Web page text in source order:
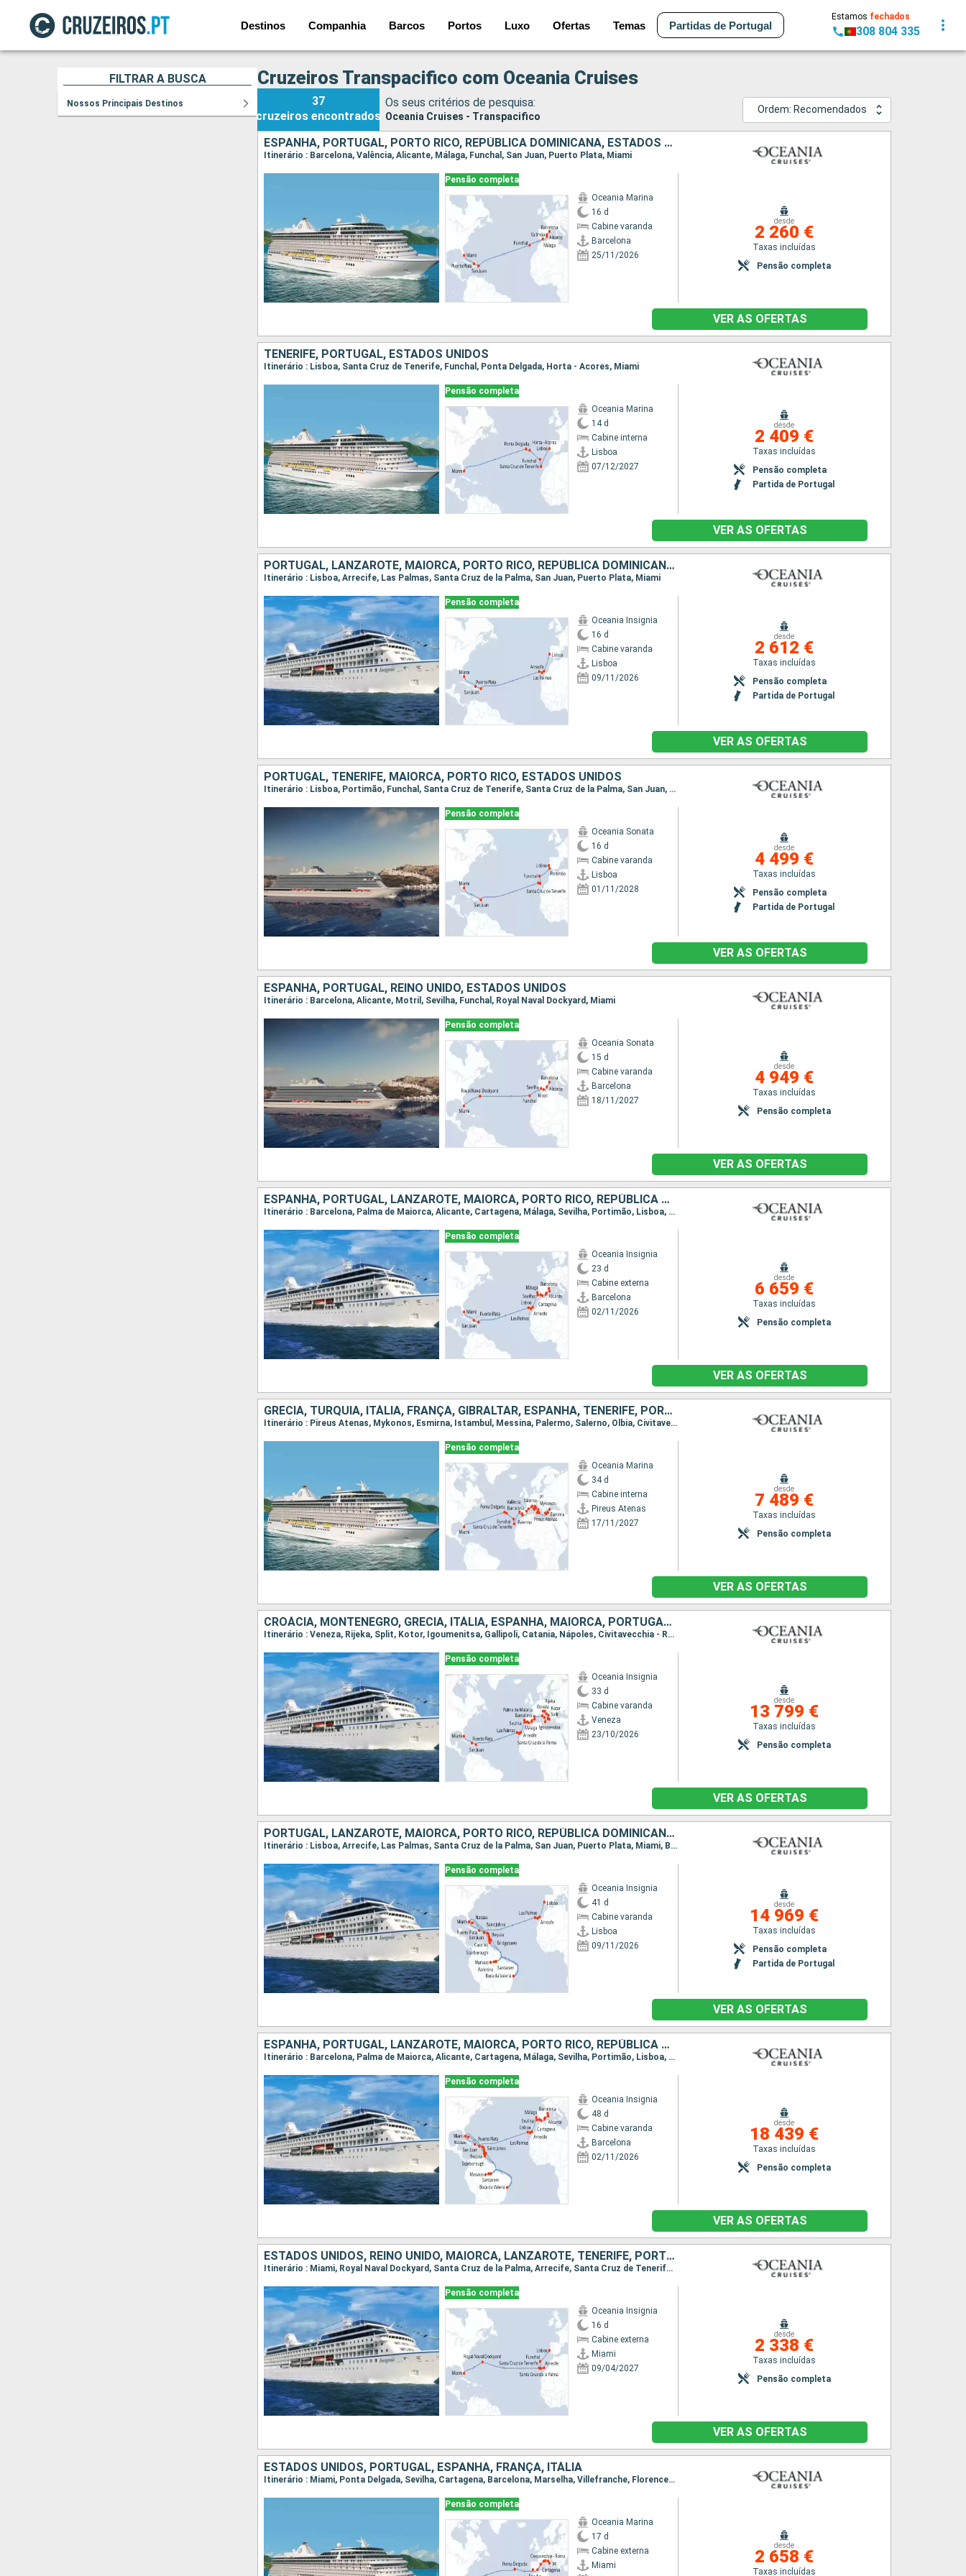
Destinos Companhia Barcos Portos Luxo Ofertas Temas Partidas de Portugal
Estamos fechados
308 804 335
FILTRAR A BUSCA
Nossos Principais Destinos
Cruzeiros Transpacifico com Oceania Cruises
37
cruzeiros encontrados
Os seus critérios de pesquisa:
Oceania Cruises - Transpacifico
Ordem: Recomendados
ESPANHA, PORTUGAL, PORTO RICO, REPÚBLICA DOMINICANA, ESTADOS UNIDOS
Itinerário : Barcelona, Valência, Alicante, Málaga, Funchal, San Juan, Puerto Plata, Miami
Pensão completa
Oceania Marina
16 d
Cabine varanda
Barcelona
25/11/2026
desde
2 260 €
Taxas incluídas
Pensão completa
VER AS OFERTAS
TENERIFE, PORTUGAL, ESTADOS UNIDOS
Itinerário : Lisboa, Santa Cruz de Tenerife, Funchal, Ponta Delgada, Horta - Acores, Miami
Pensão completa
Oceania Marina
14 d
Cabine interna
Lisboa
07/12/2027
desde
2 409 €
Taxas incluídas
Pensão completa
Partida de Portugal
VER AS OFERTAS
PORTUGAL, LANZAROTE, MAIORCA, PORTO RICO, REPÚBLICA DOMINICANA, ESTADOS UNIDOS
Itinerário : Lisboa, Arrecife, Las Palmas, Santa Cruz de la Palma, San Juan, Puerto Plata, Miami
Pensão completa
Oceania Insignia
16 d
Cabine varanda
Lisboa
09/11/2026
desde
2 612 €
Taxas incluídas
Pensão completa
Partida de Portugal
VER AS OFERTAS
PORTUGAL, TENERIFE, MAIORCA, PORTO RICO, ESTADOS UNIDOS
Itinerário : Lisboa, Portimão, Funchal, Santa Cruz de Tenerife, Santa Cruz de la Palma, San Juan, Miami
Pensão completa
Oceania Sonata
16 d
Cabine varanda
Lisboa
01/11/2028
desde
4 499 €
Taxas incluídas
Pensão completa
Partida de Portugal
VER AS OFERTAS
ESPANHA, PORTUGAL, REINO UNIDO, ESTADOS UNIDOS
Itinerário : Barcelona, Alicante, Motril, Sevilha, Funchal, Royal Naval Dockyard, Miami
Pensão completa
Oceania Sonata
15 d
Cabine varanda
Barcelona
18/11/2027
desde
4 949 €
Taxas incluídas
Pensão completa
VER AS OFERTAS
ESPANHA, PORTUGAL, LANZAROTE, MAIORCA, PORTO RICO, REPÚBLICA DOMINICANA, ESTADOS UNIDOS
Itinerário : Barcelona, Palma de Maiorca, Alicante, Cartagena, Málaga, Sevilha, Portimão, Lisboa, Arrecife, Las Palmas, Santa Cruz de la Palma, San Juan, Puerto Plata, Miami
Pensão completa
Oceania Insignia
23 d
Cabine externa
Barcelona
02/11/2026
desde
6 659 €
Taxas incluídas
Pensão completa
VER AS OFERTAS
GRÉCIA, TURQUIA, ITÁLIA, FRANÇA, GIBRALTAR, ESPANHA, TENERIFE, PORTUGAL, ESTADOS UNIDOS
Itinerário : Pireus Atenas, Mykonos, Esmirna, Istambul, Messina, Palermo, Salerno, Olbia, Civitavecchia - Roma, Bonifacio, Florence/Pise (Livourne), Cannes, Toulon, Barcelona, Valência, Gibraltar, Sevilha, Lisboa, Santa Cruz de Tenerife, Funchal, Ponta Delgada, Horta - Acores, Miami
Pensão completa
Oceania Marina
34 d
Cabine interna
Pireus Atenas
17/11/2027
desde
7 489 €
Taxas incluídas
Pensão completa
VER AS OFERTAS
CROÁCIA, MONTENEGRO, GRÉCIA, ITÁLIA, ESPANHA, MAIORCA, PORTUGAL, LANZAROTE, PORTO RICO, REPÚBLICA DOMINICANA, ESTADOS UNIDOS
Itinerário : Veneza, Rijeka, Split, Kotor, Igoumenitsa, Gallipoli, Catania, Nápoles, Civitavecchia - Roma, Barcelona, Palma de Maiorca, Alicante, Cartagena, Málaga, Sevilha, Portimão, Lisboa, Arrecife, Las Palmas, Santa Cruz de la Palma, San Juan, Puerto Plata, Miami
Pensão completa
Oceania Insignia
33 d
Cabine varanda
Veneza
23/10/2026
desde
13 799 €
Taxas incluídas
Pensão completa
VER AS OFERTAS
PORTUGAL, LANZAROTE, MAIORCA, PORTO RICO, REPÚBLICA DOMINICANA, ESTADOS UNIDOS, ST VINCENT E GRENADINES, ANTÍGUA E BARBUDA, SANTA LÚCIA, TRINIDADE E TOBAGO, BRASIL, BARBADOS, DOMINICA, SÃO MARTINHO, B
Itinerário : Lisboa, Arrecife, Las Palmas, Santa Cruz de la Palma, San Juan, Puerto Plata, Miami, Bequia, Saint Johns, Castries, Scarborough, Santarem, Boca da Valeria, Manaus, Parintins, Alter do Chão, Bridgetown, Roseau, Philippsburg, San Juan, Nassau, Miami
Pensão completa
Oceania Insignia
41 d
Cabine varanda
Lisboa
09/11/2026
desde
14 969 €
Taxas incluídas
Pensão completa
Partida de Portugal
VER AS OFERTAS
ESPANHA, PORTUGAL, LANZAROTE, MAIORCA, PORTO RICO, REPÚBLICA DOMINICANA, ESTADOS UNIDOS, ST VINCENT E GRENADINES, ANTÍGUA E BARBUDA, SANTA LÚCIA, TRINIDADE E TOBAGO, BRASIL, BARBADOS, DOMINICA, SÃO MA
Itinerário : Barcelona, Palma de Maiorca, Alicante, Cartagena, Málaga, Sevilha, Portimão, Lisboa, Arrecife, Las Palmas, Santa Cruz de la Palma, San Juan, Puerto Plata, Miami, Bequia, Saint Johns, Castries, Scarborough, Santarem, Boca da Valeria, Manaus, Parintins, Alter do Chão, Bridgetown, Roseau, Philippsburg, San Juan, Nassau, Miami
Pensão completa
Oceania Insignia
48 d
Cabine varanda
Barcelona
02/11/2026
desde
18 439 €
Taxas incluídas
Pensão completa
VER AS OFERTAS
ESTADOS UNIDOS, REINO UNIDO, MAIORCA, LANZAROTE, TENERIFE, PORTUGAL
Itinerário : Miami, Royal Naval Dockyard, Santa Cruz de la Palma, Arrecife, Santa Cruz de Tenerife, Funchal, Lisboa
Pensão completa
Oceania Insignia
16 d
Cabine externa
Miami
09/04/2027
desde
2 338 €
Taxas incluídas
Pensão completa
VER AS OFERTAS
ESTADOS UNIDOS, PORTUGAL, ESPANHA, FRANÇA, ITÁLIA
Itinerário : Miami, Ponta Delgada, Sevilha, Cartagena, Barcelona, Marselha, Villefranche, Florence/Pise (Livourne), Civitavecchia - Roma
Pensão completa
Oceania Marina
17 d
Cabine externa
Miami
desde
2 658 €
Taxas incluídas